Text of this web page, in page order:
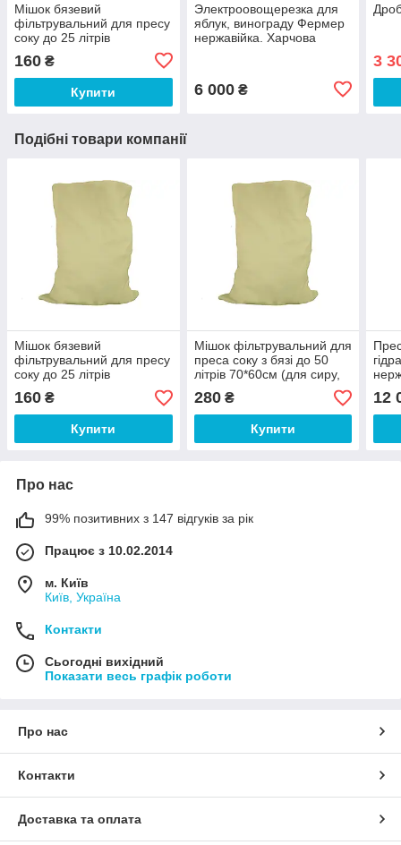
Мішок бязевий
фільтрувальний для пресу
соку до 25 літрів
(50х50см) з бязі (для сиру,
винограду, молока)
160 ₴
Купити
Электроовощерезка для
яблук, винограду Фермер
нержавійка. Харчова
6 000₴
3
Подібні товари компанії
Мішок бязевий
фільтрувальний для пресу
соку до 25 літрів
(50х50см) з бязі (для сиру,
винограду, молока)
160 ₴
Купити
Мішок фільтрувальний для
преса соку з бязі до 50
літрів 70*60см (для сиру,
винограду, молока)
280₴
Купити
12
Про нас
99% позитивних з 147 відгуків за рік
Працює з 10.02.2014
м. Київ
Київ, Україна
Контакти
Сьогодні вихідний
Показати весь графік роботи
Про нас
Контакти
Доставка та оплата